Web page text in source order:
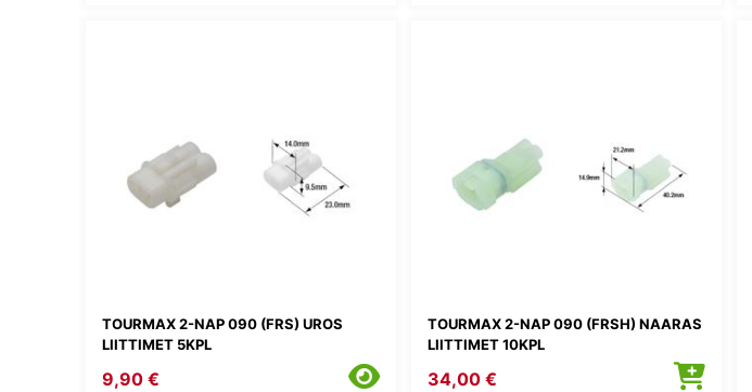
TOURMAX 2-NAP 090 (FRS) UROS
LIITTIMET 5KPL
9,90 €
TOURMAX 2-NAP 090 (FRSH) NAARAS
LIITTIMET 10KPL
34,00 €